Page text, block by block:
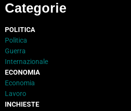
Categorie
POLITICA
Politica
Guerra
Internazionale
ECONOMIA
Economia
Lavoro
INCHIESTE